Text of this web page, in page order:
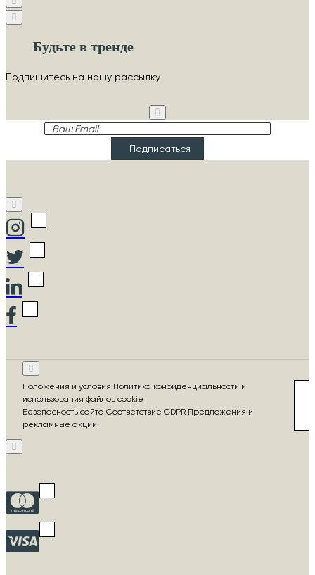
Будьте в тренде
Подпишитесь на нашу рассылку
Ваш
Подписаться
Положения и условия Политика конфиденциальности и
использования файлов cookie
Безопасность сайта Соответствие GDPR Предложения и
рекламные акции